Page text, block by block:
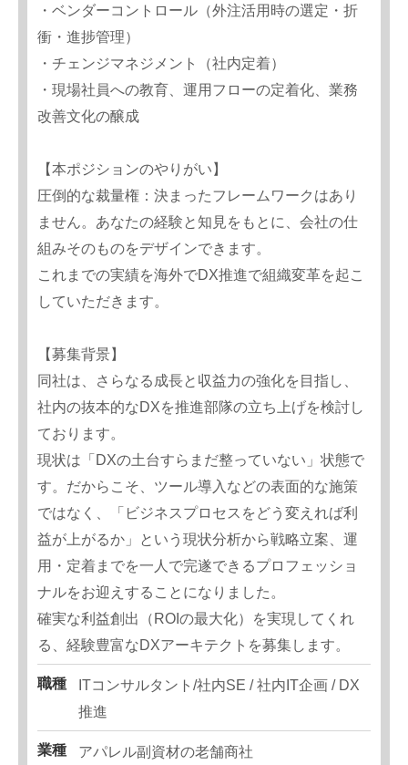
・ベンダーコントロール（外注活用時の選定・折
衝・進捗管理）
・チェンジマネジメント（社内定着）
・現場社員への教育、運用フローの定着化、業務
改善文化の醸成
【本ポジションのやりがい】
圧倒的な裁量権：決まったフレームワークはあり
ません。あなたの経験と知見をもとに、会社の仕
組みそのものをデザインできます。
これまでの実績を海外でDX推進で組織変革を起こ
していただきます。
【募集背景】
同社は、さらなる成長と収益力の強化を目指し、
社内の抜本的なDXを推進部隊の立ち上げを検討し
ております。
現状は「DXの土台すらまだ整っていない」状態で
す。だからこそ、ツール導入などの表面的な施策
ではなく、「ビジネスプロセスをどう変えれば利
益が上がるか」という現状分析から戦略立案、運
用・定着までを一人で完遂できるプロフェッショ
ナルをお迎えすることになりました。
確実な利益創出（ROIの最大化）を実現してくれ
る、経験豊富なDXアーキテクトを募集します。
職種
ITコンサルタント/社内SE / 社内IT企画 / DX
推進
業種 アパレル副資材の老舗商社